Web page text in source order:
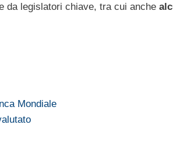
da legislatori chiave, tra cui anche
Mondiale